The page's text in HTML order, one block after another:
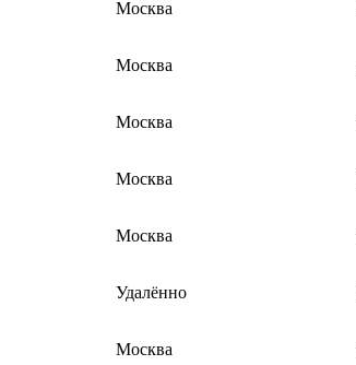
Москва
Москва
Москва
Москва
Москва
Удалённо
Москва